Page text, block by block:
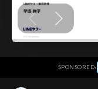
SPONSORED·